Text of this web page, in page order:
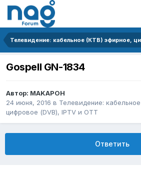
Gospell GN-1834
Автор: MAKAPOH
24 июня, 2016 в Телевидение:
цифровое (DVB), IPTV и OTT
Ответить